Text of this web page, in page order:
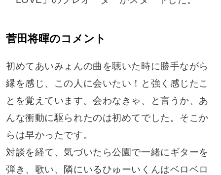
菅田将暉のコメント
初めてあいみょんの曲を聴いた時に勝手ながら
縁を感じ、この人に会いたい！と強く感じたこ
とを覚えています。会わなきゃ、と言うか、あ
んな衝動に駆られたのは初めてでした。そこか
らは早かったです。
対談を経て、気づいたら公園で一緒にギターを
弾き、歌い、隣にいるひゅーいくんはベロベロ